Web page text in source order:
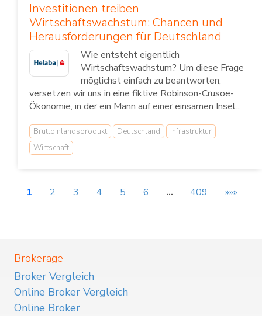
Investitionen treiben
Wirtschaftswachstum: Chancen und
Herausforderungen für Deutschland
Wie entsteht eigentlich
Wirtschaftswachstum? Um diese Frage
möglichst einfach zu beantworten,
versetzen wir uns in eine fiktive Robinson-Crusoe-
Ökonomie, in der ein Mann auf einer einsamen Insel...
Bruttoinlandsprodukt Deutschland
Infrastruktur
Wirtschaft
1 2 3 4 5 6 … 409 »»»
Brokerage
Broker Vergleich
Online Broker Vergleich
Online Broker